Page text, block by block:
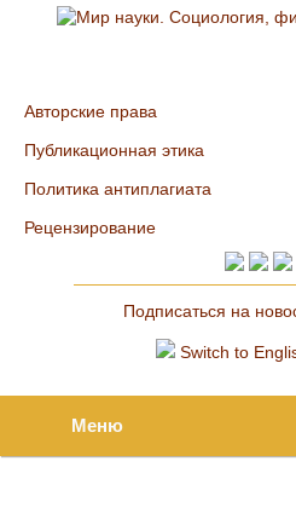
Авторские права
Публикационная этика
Политика антиплагиата
Рецензирование
Подписаться на
Switch to
Меню